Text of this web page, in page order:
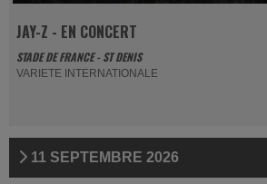
JAY-Z - EN CONCERT
STADE DE FRANCE - ST DENIS
VARIETE INTERNATIONALE
11 SEPTEMBRE 2026